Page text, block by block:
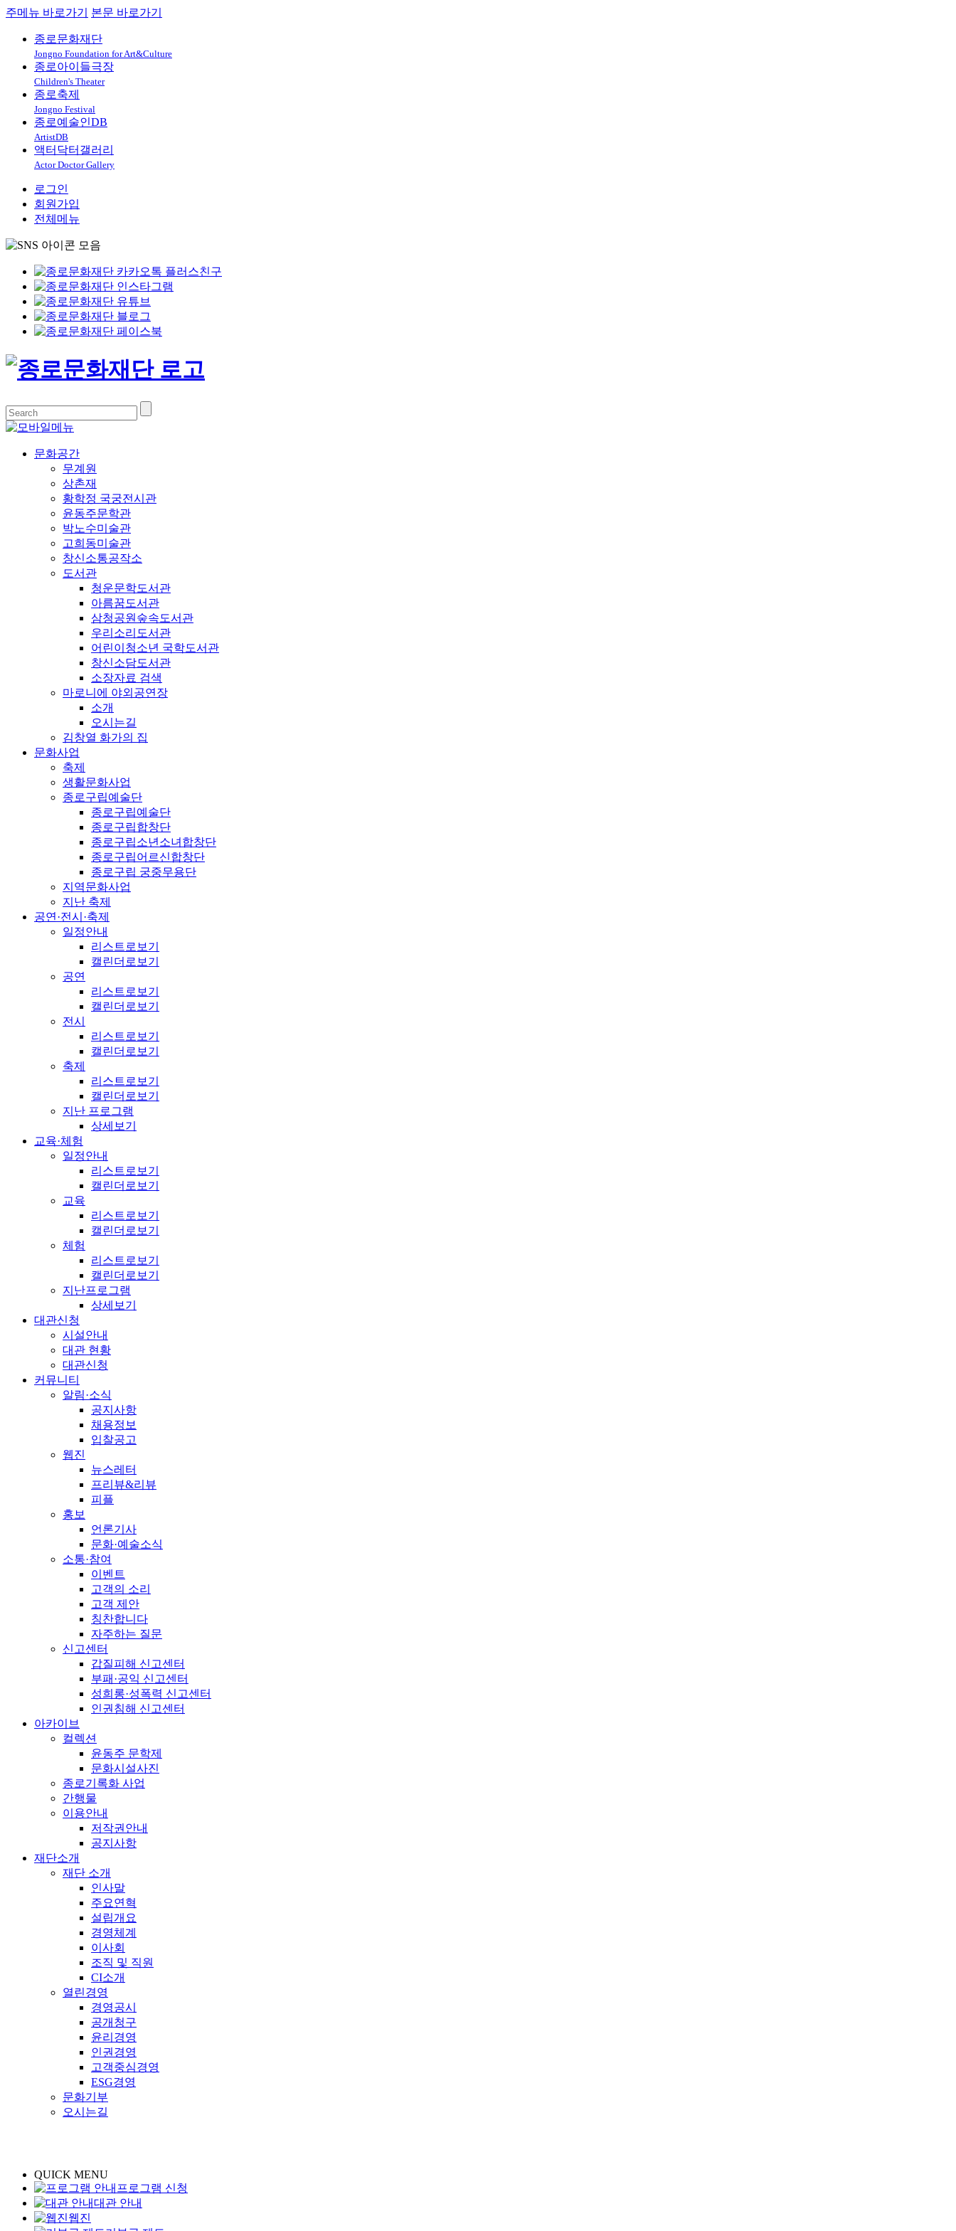
주메뉴 바로가기 본문 바로가기
종로문화재단
Jongno Foundation for Art&Culture
종로아이들극장
Children's Theater
종로축제
Jongno Festival
종로예술인DB
ArtistDB
액터닥터갤러리
Actor Doctor Gallery
로그인
회원가입
전체메뉴
문화공간
무계원
상촌재
황학정 국궁전시관
윤동주문학관
박노수미술관
고희동미술관
창신소통공작소
도서관
청운문학도서관
아름꿈도서관
삼청공원숲속도서관
우리소리도서관
어린이청소년 국학도서관
창신소담도서관
소장자료 검색
마로니에 야외공연장
소개
오시는길
김창열 화가의 집
문화사업
축제
생활문화사업
종로구립예술단
종로구립예술단
종로구립합창단
종로구립소년소녀합창단
종로구립어르신합창단
종로구립 궁중무용단
지역문화사업
지난 축제
공연·전시·축제
일정안내
리스트로보기
캘린더로보기
공연
리스트로보기
캘린더로보기
전시
리스트로보기
캘린더로보기
축제
리스트로보기
캘린더로보기
지난 프로그램
상세보기
교육·체험
일정안내
리스트로보기
캘린더로보기
교육
리스트로보기
캘린더로보기
체험
리스트로보기
캘린더로보기
지난프로그램
상세보기
대관신청
시설안내
대관 현황
대관신청
커뮤니티
알림·소식
공지사항
채용정보
입찰공고
웹진
뉴스레터
프리뷰&리뷰
피플
홍보
언론기사
문화·예술소식
소통·참여
이벤트
고객의 소리
고객 제안
칭찬합니다
자주하는 질문
신고센터
갑질피해 신고센터
부패·공익 신고센터
성희롱·성폭력 신고센터
인권침해 신고센터
아카이브
컬렉션
윤동주 문학제
문화시설사진
종로기록화 사업
간행물
이용안내
저작권안내
공지사항
재단소개
재단 소개
인사말
주요연혁
설립개요
경영체계
이사회
조직 및 직원
CI소개
열린경영
경영공시
공개청구
윤리경영
인권경영
고객중심경영
ESG경영
문화기부
오시는길
QUICK MENU
프로그램 신청
대관 안내
웹진